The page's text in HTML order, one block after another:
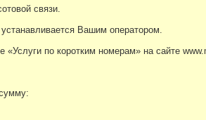
связи.
Вашим оператором.
по коротким номерам» на сайте